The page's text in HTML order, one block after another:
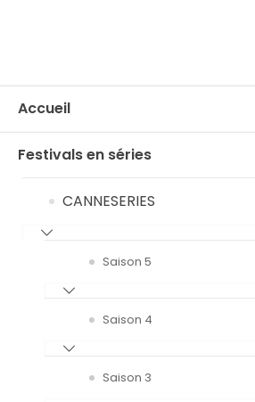
Accueil
Festivals en séries
CANNESERIES
Saison 5
Saison 4
Saison 3